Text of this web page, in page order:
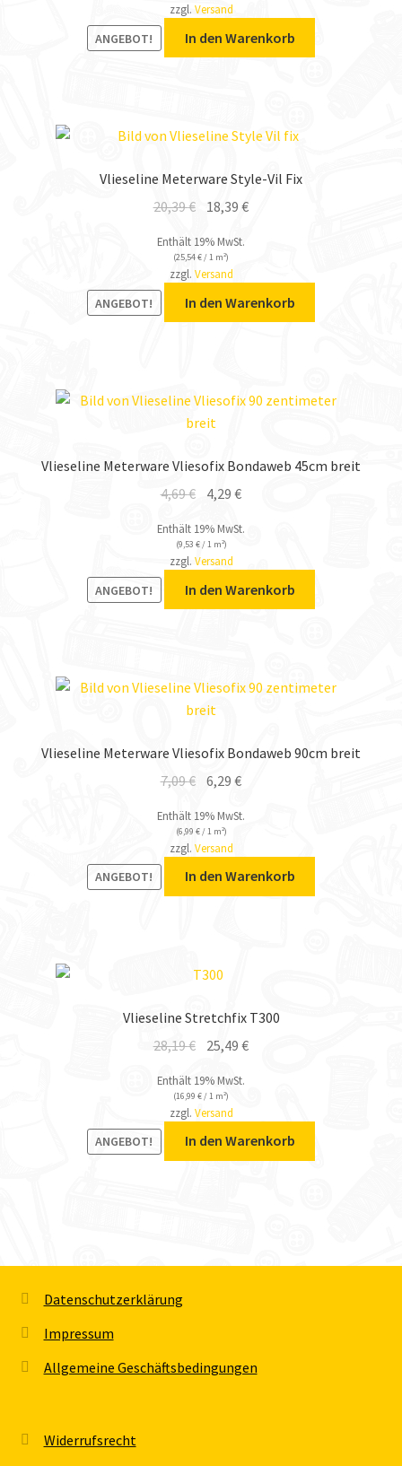
zzgl. Versand
ANGEBOT! In den Warenkorb
Vlieseline Meterware Style-Vil Fix
20,39€ 18,39€
Enthält 19% MwSt.
(25,54€/ 1 m²)
zzgl. Versand
ANGEBOT! In den Warenkorb
Vlieseline Meterware Vliesofix Bondaweb 45cm breit
4,69€ 4,29€
Enthält 19% MwSt.
(9,53 €/ 1 m²)
zzgl. Versand
ANGEBOT! In den Warenkorb
Vlieseline Meterware Vliesofix Bondaweb 90cm breit
7,09€ 6,29€
Enthält 19% MwSt.
(6,99 €/ 1 m²)
zzgl. Versand
ANGEBOT! In den Warenkorb
Vlieseline Stretchfix T300
28,19€ 25,49€
Enthält 19% MwSt.
(16,99 € / 1 m²)
zzgl. Versand
ANGEBOT! In den Warenkorb
Datenschutzerklärung
Impressum
Allgemeine Geschäftsbedingungen
Widerrufsrecht